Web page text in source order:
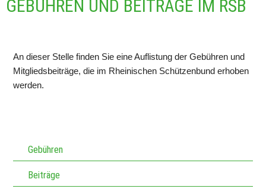
GEBÜHREN UND BEITRÄGE IM RSB
An dieser Stelle finden Sie eine Auflistung der Gebühren und
Mitgliedsbeiträge, die im Rheinischen Schützenbund erhoben
werden.
Gebühren
Beiträge